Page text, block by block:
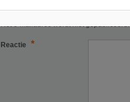
Het e-mailadres wordt niet gepubliceerd.
Reactie *